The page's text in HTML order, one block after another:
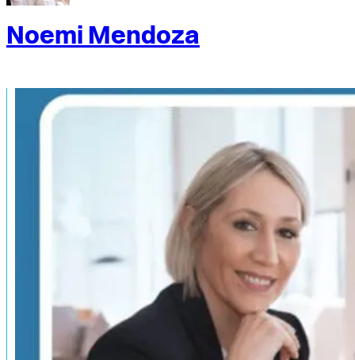
Noemi Mendoza